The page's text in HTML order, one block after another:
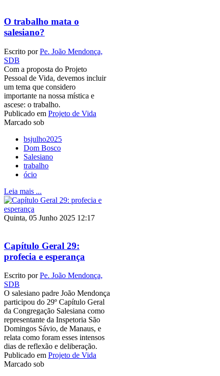
O trabalho mata o
salesiano?
Escrito porPe. João Mendonça,
SDB
Com a proposta do Projeto
Pessoal de Vida, devemos incluir
um tema que considero
importante na nossa mística e
ascese: o trabalho.
Publicado em Projeto de Vida
Marcado sob
bsjulho2025
Dom Bosco
Salesiano
trabalho
ócio
Leia mais ...
Quinta, 05 Junho 2025 12:17
Capítulo Geral 29:
profecia e esperança
Escrito porPe. João Mendonça,
SDB
O salesiano padre João Mendonça
participou do 29º Capítulo Geral
da Congregação Salesiana como
representante da Inspetoria São
Domingos Sávio, de Manaus, e
relata como foram esses intensos
dias de reflexão e deliberação.
Publicado em Projeto de Vida
Marcado sob